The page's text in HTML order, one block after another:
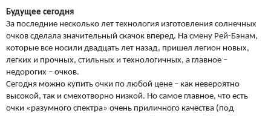
Будущее сегодня
За последние несколько лет технология изготовления солнечных
очков сделала значительный скачок вперед. На смену Рей-Бэнам,
которые все носили двадцать лет назад, пришел легион новых,
легких и прочных, стильных и технологичных, а главное –
недорогих – очков.
Сегодня можно купить очки по любой цене – как невероятно
высокой, так и смехотворно низкой. Но самое главное, что есть
очки «разумного спектра» очень приличного качества (под